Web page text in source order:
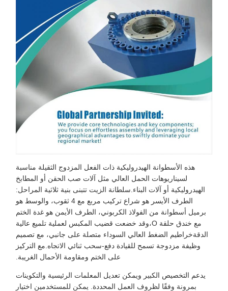
هذه الأسطوانة الهيدروليكية ذات الفعل المزدوج الثقيلة مناسبة
لسيناريوهات الحمل العالي مثل آلات صب الحقن أو المطابخ
الهيدروليكية أو آلات البناء.سلطانة الزيت تتبنى بنية ثلاثية المراحل:
الطرف الأيسر هو شراع تركيب مربع مع 4 ثقوب، والوسط هو
برميل أسطوانة من الفولاذ الكربوني، الطرف الأيمن هو غدة الختم
مع خندق حلقة O،وقد خضعت قضيب المكبس لعملية تلميع عالية
الدقةخراطيم الضغط العالي السوداء متصلة على جانبي، مع تصميم
وظيفة مزدوجة تسمح للقيادة دفع-سحب ثنائي الاتجاه.مع التركيز
على الختم ومقاومة الأحمال الغريبة.
يدعم التخصيص الكبير ويمكن تعديل المعلمات الرئيسية والتكوينات
بمرونة وفقًا لظروف العمل المحددة. يمكن للمستخدمين اختيار